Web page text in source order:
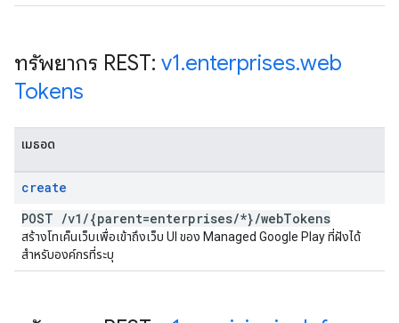
ทรัพยากร REST: v1.enterprises.web
Tokens
เมธอด
create
POST /v1 /{parent=enterprises/*}/webTokens
สร้างโทเค็นเว็บเพื่อเข้าถึงเว็บ UI ของ Managed Google Play ที่ฝังได้
สำหรับองค์กรที่ระบุ